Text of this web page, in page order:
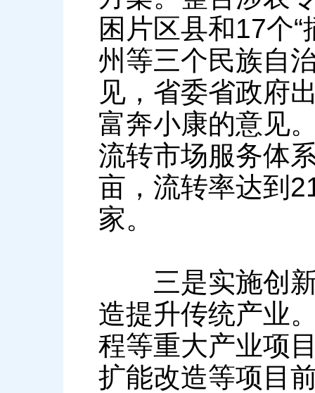
困片区县和17个
州等三个民族自
见，省委省政府
富奔小康的意见
流转市场服务体
亩，流转率达到
家。
三是实施创新
造提升传统产业
程等重大产业项
扩能改造等项目